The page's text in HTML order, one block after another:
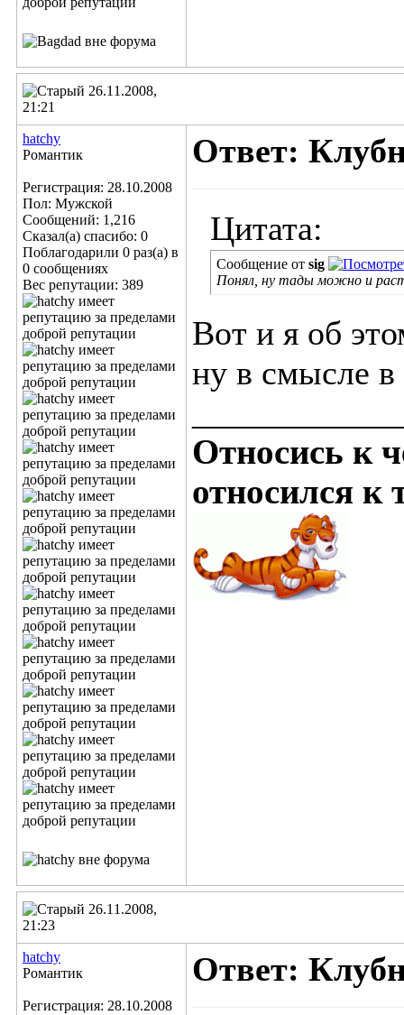
26.11.2008,
21:21
hatchy
Романтик
Регистрация: 28.10.2008
Пол: Мужской
Сообщений: 1,216
Сказал(а) спасибо: 0
Поблагодарили 0 раз(а) в
0 сообщениях
Вес репутации: 389
Ответ:
Цитата:
Сообщение от sig
Понял, ну тады можно и
Вот и я об
ну в смысле в
Относись к
относился к
26.11.2008,
21:23
hatchy
Романтик
Регистрация: 28.10.2008
Ответ: